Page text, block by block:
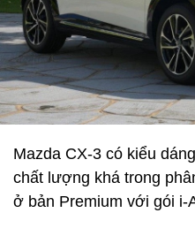
Mazda CX-3 có kiểu
chất lượng khá trong
ở bản Premium với gói i-